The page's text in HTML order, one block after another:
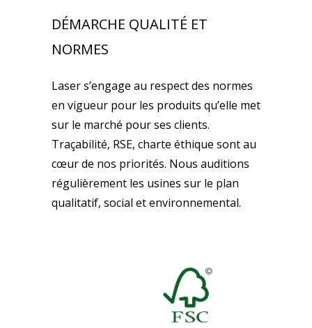
DÉMARCHE QUALITÉ ET
NORMES
Laser s’engage au respect des normes
en vigueur pour les produits qu’elle met
sur le marché pour ses clients.
Traçabilité, RSE, charte éthique sont au
cœur de nos priorités. Nous auditions
régulièrement les usines sur le plan
qualitatif, social et environnemental.